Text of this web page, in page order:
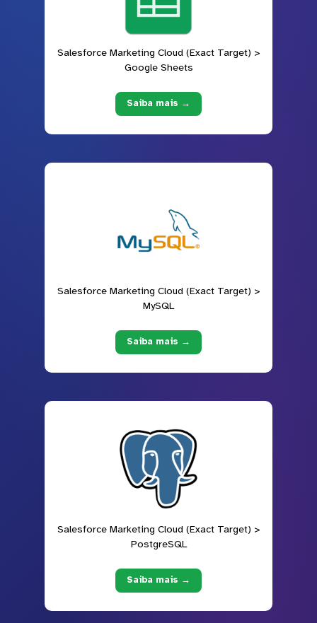
Salesforce Marketing Cloud (Exact Target) >
Google Sheets
Saiba mais →
Salesforce Marketing Cloud (Exact Target) >
MySQL
Saiba mais →
Salesforce Marketing Cloud (Exact Target) >
PostgreSQL
Saiba mais →